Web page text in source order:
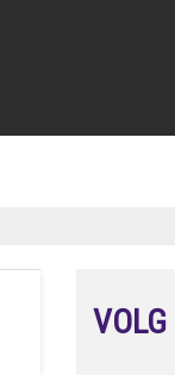
VOLG